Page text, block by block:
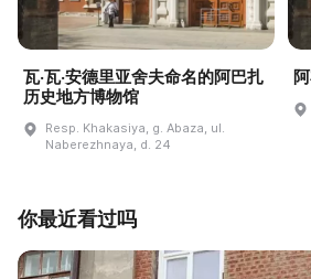
瓦·瓦·安德里亚舍夫命名的阿巴扎
历史地方博物馆
Resp. Khakasiya, g. Abaza, ul.
Naberezhnaya, d. 24
你最近看过吗